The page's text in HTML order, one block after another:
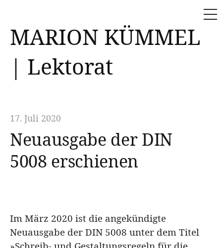
Skip
to
content
MARION KÜMMEL
| Lektorat
17. Juli 2020
Neuausgabe der DIN
5008 erschienen
Im März 2020 ist die angekündigte
Neuausgabe der DIN 5008 unter dem Titel